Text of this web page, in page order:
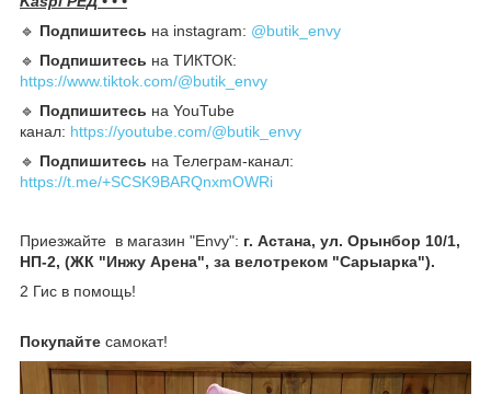
🔹️ Подпишитесь на instagram: @butik_envy
🔹️ Подпишитесь на ТИКТОК:
https://www.tiktok.com/@butik_envy
🔹️ Подпишитесь на YouTube
канал: https://youtube.com/@butik_envy
🔹️ Подпишитесь на Телеграм-канал:
https://t.me/+SCSK9BARQnxmOWRi
Приезжайте в магазин "Envy": г. Астана, ул. Орынбор 10/1,
НП-2, (ЖК "Инжу Арена", за велотреком "Сарыарка").
2 Гис в помощь!
Покупайте самокат!